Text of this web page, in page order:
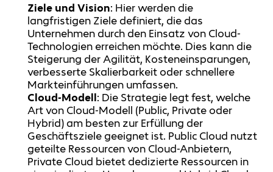
Ziele und Vision: Hier werden die
langfristigen Ziele definiert, die das
Unternehmen durch den Einsatz von Cloud-
Technologien erreichen möchte. Dies kann die
Steigerung der Agilität, Kosteneinsparungen,
verbesserte Skalierbarkeit oder schnellere
Markteinführungen umfassen.
Cloud-Modell: Die Strategie legt fest, welche
Art von Cloud-Modell (Public, Private oder
Hybrid) am besten zur Erfüllung der
Geschäftsziele geeignet ist. Public Cloud nutzt
geteilte Ressourcen von Cloud-Anbietern,
Private Cloud bietet dedizierte Ressourcen in